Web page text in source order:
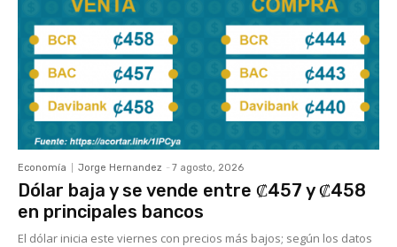
Economía Jorge Hernandez - 7 agosto, 2026
Dólar baja y se vende entre ₡457 y ₡458
en principales bancos
El dólar inicia este viernes con precios más bajos; según los datos